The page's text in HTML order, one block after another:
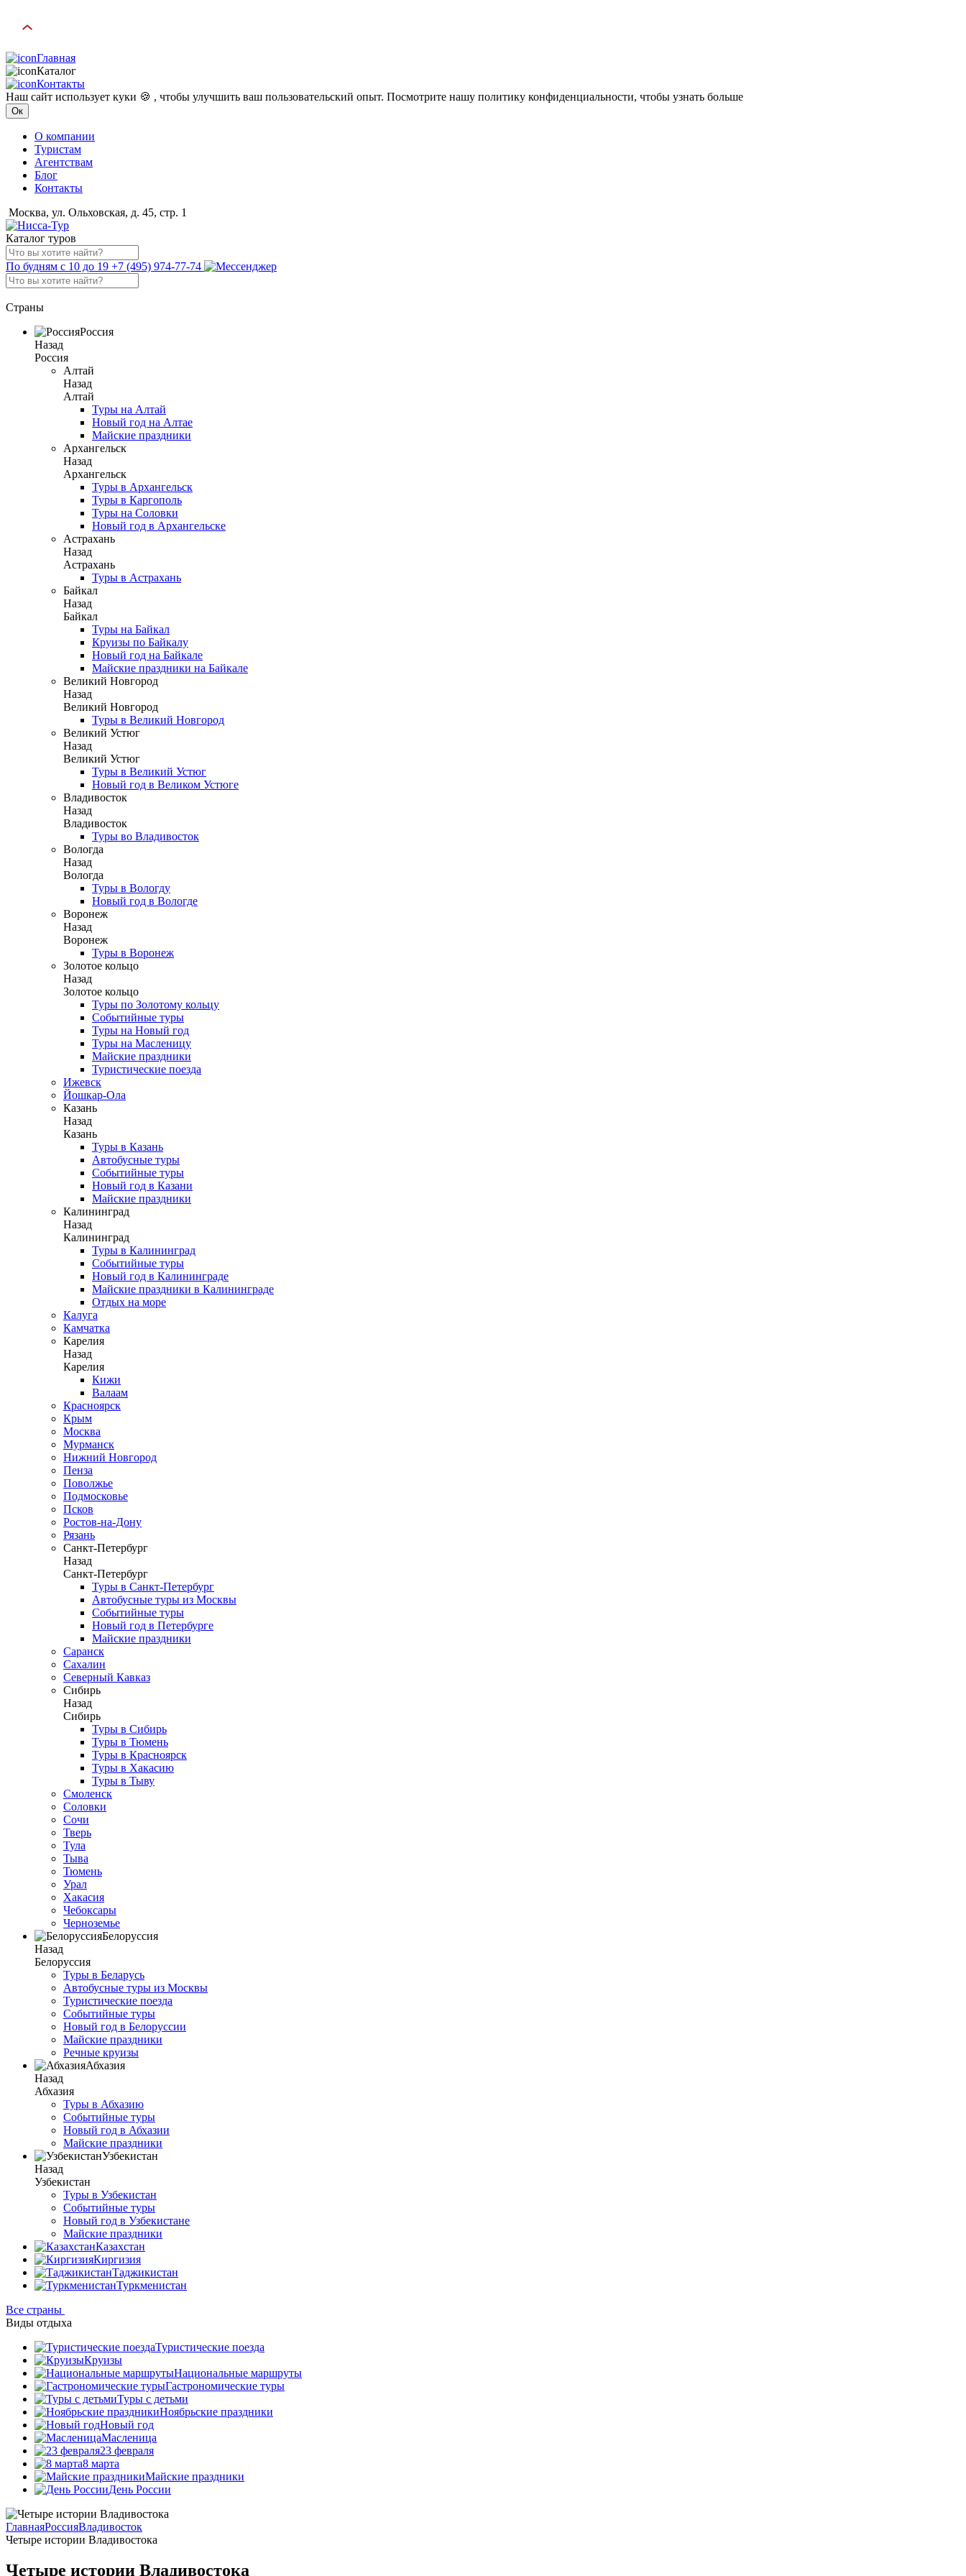
Главная
Каталог
Контакты
Наш сайт использует куки 🍪 , чтобы улучшить ваш пользовательский опыт. Посмотрите нашу политику конфиденциальности, чтобы узнать больше
Ок
О компании
Туристам
Агентствам
Блог
Контакты
Москва, ул. Ольховская, д. 45, стр. 1
Каталог туров
По будням с 10 до 19 +7 (495) 974-77-74
Страны
Россия
Назад
Россия
Алтай
Назад
Алтай
Туры на Алтай
Новый год на Алтае
Майские праздники
Архангельск
Назад
Архангельск
Туры в Архангельск
Туры в Каргополь
Туры на Соловки
Новый год в Архангельске
Астрахань
Назад
Астрахань
Туры в Астрахань
Байкал
Назад
Байкал
Туры на Байкал
Круизы по Байкалу
Новый год на Байкале
Майские праздники на Байкале
Великий Новгород
Назад
Великий Новгород
Туры в Великий Новгород
Великий Устюг
Назад
Великий Устюг
Туры в Великий Устюг
Новый год в Великом Устюге
Владивосток
Назад
Владивосток
Туры во Владивосток
Вологда
Назад
Вологда
Туры в Вологду
Новый год в Вологде
Воронеж
Назад
Воронеж
Туры в Воронеж
Золотое кольцо
Назад
Золотое кольцо
Туры по Золотому кольцу
Событийные туры
Туры на Новый год
Туры на Масленицу
Майские праздники
Туристические поезда
Ижевск
Йошкар-Ола
Казань
Назад
Казань
Туры в Казань
Автобусные туры
Событийные туры
Новый год в Казани
Майские праздники
Калининград
Назад
Калининград
Туры в Калининград
Событийные туры
Новый год в Калининграде
Майские праздники в Калининграде
Отдых на море
Калуга
Камчатка
Карелия
Назад
Карелия
Кижи
Валаам
Красноярск
Крым
Москва
Мурманск
Нижний Новгород
Пенза
Поволжье
Подмосковье
Псков
Ростов-на-Дону
Рязань
Санкт-Петербург
Назад
Санкт-Петербург
Туры в Санкт-Петербург
Автобусные туры из Москвы
Событийные туры
Новый год в Петербурге
Майские праздники
Саранск
Сахалин
Северный Кавказ
Сибирь
Назад
Сибирь
Туры в Сибирь
Туры в Тюмень
Туры в Красноярск
Туры в Хакасию
Туры в Тыву
Смоленск
Соловки
Сочи
Тверь
Тула
Тыва
Тюмень
Урал
Хакасия
Чебоксары
Черноземье
Белоруссия
Назад
Белоруссия
Туры в Беларусь
Автобусные туры из Москвы
Туристические поезда
Событийные туры
Новый год в Белоруссии
Майские праздники
Речные круизы
Абхазия
Назад
Абхазия
Туры в Абхазию
Событийные туры
Новый год в Абхазии
Майские праздники
Узбекистан
Назад
Узбекистан
Туры в Узбекистан
Событийные туры
Новый год в Узбекистане
Майские праздники
Казахстан
Киргизия
Таджикистан
Туркменистан
Все страны
Виды отдыха
Туристические поезда
Круизы
Национальные маршруты
Гастрономические туры
Туры с детьми
Ноябрьские праздники
Новый год
Масленица
23 февраля
8 марта
Майские праздники
День России
ГлавнаяРоссияВладивосток
Четыре истории Владивостока
Четыре истории Владивостока